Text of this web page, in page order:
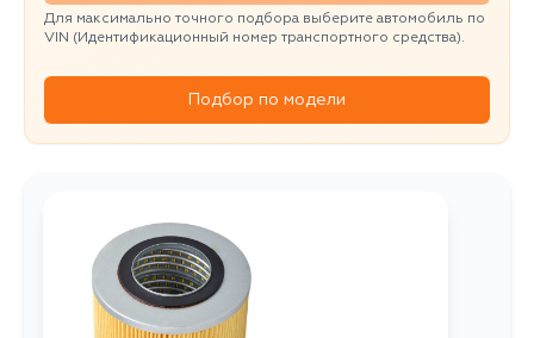
Для максимально точного подбора выберите автомобиль по
VIN (Идентификационный номер транспортного средства).
Подбор по модели